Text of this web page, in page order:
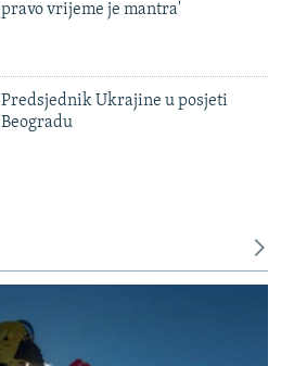
pravo vrijeme je mantra'
Predsjednik Ukrajine u posjeti
Beogradu